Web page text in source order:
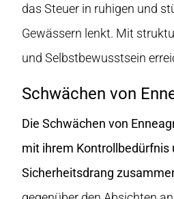
das Steuer in ruhigen und
Gewässern lenkt. Mit
und Selbstbewusstsein
Schwächen von
Die Schwächen von
mit ihrem Kontrollbedürfnis
Sicherheitsdrang